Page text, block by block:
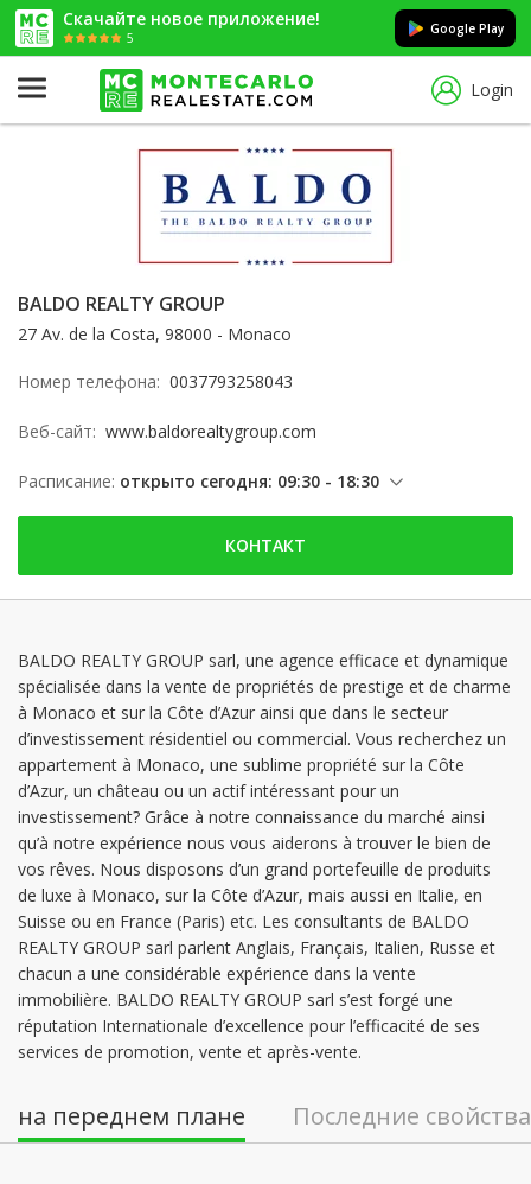
Скачайте новое приложение!
5
Google Play
Login
BALDO REALTY GROUP
27 Av. de la Costa, 98000 - Monaco
Номер телефона: 0037793258043
Веб-сайт: www.baldorealtygroup.com
Расписание: открыто сегодня: 09:30 - 18:30
понедельник: 09:30 - 18:30
вторник: 09:30 - 18:30
пятница: 09:30 - 18:30
суббота: Заблокированы
воскресенье: Заблокированы
КОНТАКТ
BALDO REALTY GROUP sarl, une agence efficace et dynamique
spécialisée dans la vente de propriétés de prestige et de charme
à Monaco et sur la Côte d’Azur ainsi que dans le secteur
d’investissement résidentiel ou commercial. Vous recherchez un
appartement à Monaco, une sublime propriété sur la Côte
d’Azur, un château ou un actif intéressant pour un
investissement? Grâce à notre connaissance du marché ainsi
qu’à notre expérience nous vous aiderons à trouver le bien de
vos rêves. Nous disposons d’un grand portefeuille de produits
de luxe à Monaco, sur la Côte d’Azur, mais aussi en Italie, en
Suisse ou en France (Paris) etc. Les consultants de BALDO
REALTY GROUP sarl parlent Anglais, Français, Italien, Russe et
chacun a une considérable expérience dans la vente
immobilière. BALDO REALTY GROUP sarl s’est forgé une
réputation Internationale d’excellence pour l’efficacité de ses
services de promotion, vente et après-vente.
на переднем плане Последние свойства